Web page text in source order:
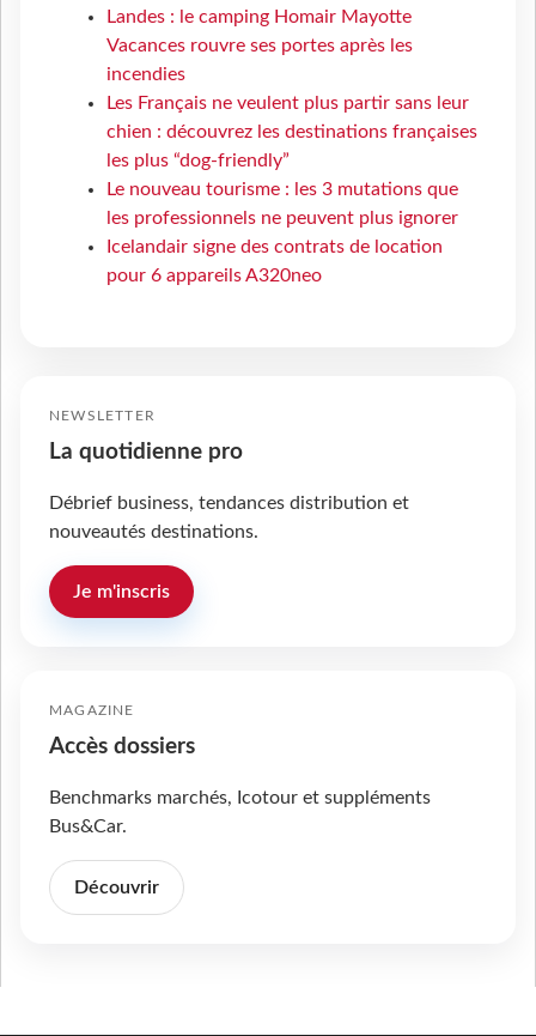
Landes : le camping Homair Mayotte
Vacances rouvre ses portes après les
incendies
Les Français ne veulent plus partir sans leur
chien : découvrez les destinations françaises
les plus “dog-friendly”
Le nouveau tourisme : les 3 mutations que
les professionnels ne peuvent plus ignorer
Icelandair signe des contrats de location
pour 6 appareils A320neo
NEWSLETTER
La quotidienne pro
Débrief business, tendances distribution et
nouveautés destinations.
Je m'inscris
MAGAZINE
Accès dossiers
Benchmarks marchés, Icotour et suppléments
Bus&Car.
Découvrir